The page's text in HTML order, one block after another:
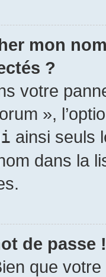
mon
?
votre
»,
ainsi seuls
dans la
de passe !
que